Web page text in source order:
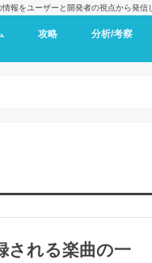
報をユーザーと開発者の視点から発信
攻略 分析/考察
される楽曲の一